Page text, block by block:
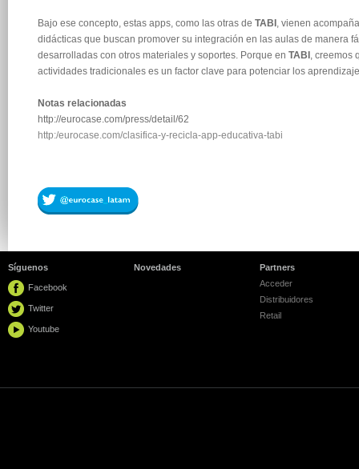
Bajo ese concepto, estas apps, como las otras deTABI , vienen
didácticas que buscan promover su integración en las aulas de manera
desarrolladas con otros materiales y soportes. Porque enTABI , creemos
actividades tradicionales es un factor clave para potenciar los
Notas relacionadas
http://eurocase.com/press/detail/62
http:/eurocase.com/clasifica-y-recicla-app-educativa-tabi
Síguenos
Facebook
Twitter
Youtube
Novedades
Partners
Acceder
Distribuidores
Retail